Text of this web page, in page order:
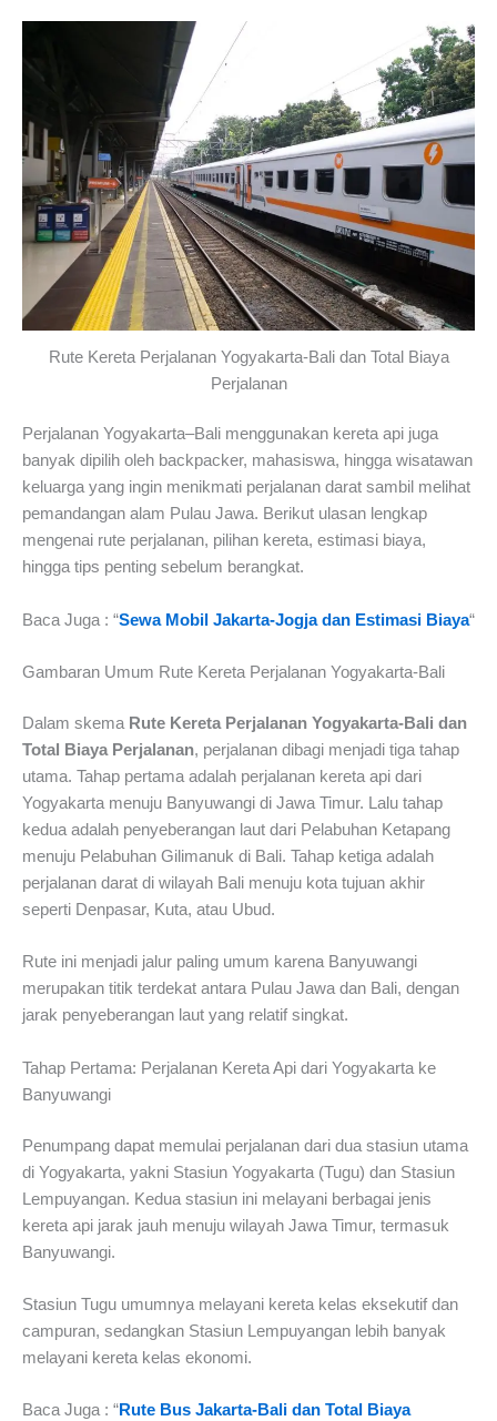
Rute Kereta Perjalanan Yogyakarta-Bali dan Total Biaya
Perjalanan
Perjalanan Yogyakarta–Bali menggunakan kereta api juga
banyak dipilih oleh backpacker, mahasiswa, hingga wisatawan
keluarga yang ingin menikmati perjalanan darat sambil melihat
pemandangan alam Pulau Jawa. Berikut ulasan lengkap
mengenai rute perjalanan, pilihan kereta, estimasi biaya,
hingga tips penting sebelum berangkat.
Baca Juga : “Sewa Mobil Jakarta-Jogja dan Estimasi Biaya“
Gambaran Umum Rute Kereta Perjalanan Yogyakarta-Bali
Dalam skema Rute Kereta Perjalanan Yogyakarta-Bali dan
Total Biaya Perjalanan, perjalanan dibagi menjadi tiga tahap
utama. Tahap pertama adalah perjalanan kereta api dari
Yogyakarta menuju Banyuwangi di Jawa Timur. Lalu tahap
kedua adalah penyeberangan laut dari Pelabuhan Ketapang
menuju Pelabuhan Gilimanuk di Bali. Tahap ketiga adalah
perjalanan darat di wilayah Bali menuju kota tujuan akhir
seperti Denpasar, Kuta, atau Ubud.
Rute ini menjadi jalur paling umum karena Banyuwangi
merupakan titik terdekat antara Pulau Jawa dan Bali, dengan
jarak penyeberangan laut yang relatif singkat.
Tahap Pertama: Perjalanan Kereta Api dari Yogyakarta ke
Banyuwangi
Penumpang dapat memulai perjalanan dari dua stasiun utama
di Yogyakarta, yakni Stasiun Yogyakarta (Tugu) dan Stasiun
Lempuyangan. Kedua stasiun ini melayani berbagai jenis
kereta api jarak jauh menuju wilayah Jawa Timur, termasuk
Banyuwangi.
Stasiun Tugu umumnya melayani kereta kelas eksekutif dan
campuran, sedangkan Stasiun Lempuyangan lebih banyak
melayani kereta kelas ekonomi.
Baca Juga : “Rute Bus Jakarta-Bali dan Total Biaya